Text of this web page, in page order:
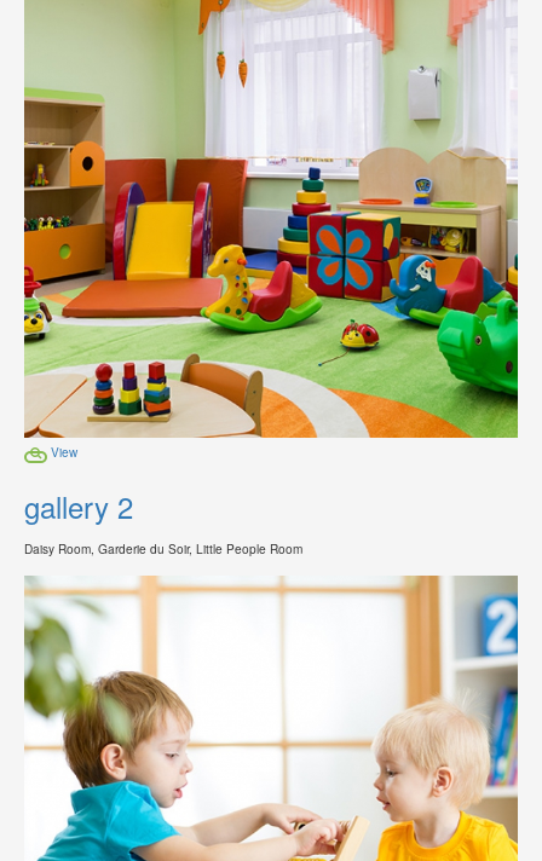
View
gallery 2
Daisy Room, Garderie du Soir, Little People Room